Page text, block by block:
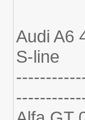
Audi A6
S-line